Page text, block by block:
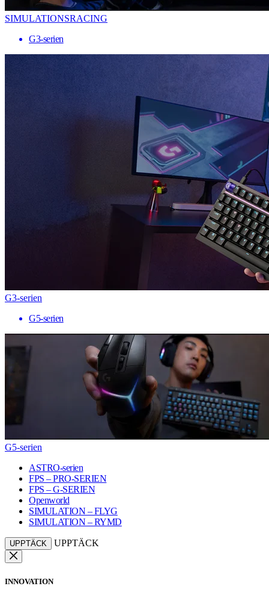
SIMULATIONSRACING
G3-serien
G3-serien
G5-serien
G5-serien
ASTRO-serien
FPS – PRO-SERIEN
FPS – G-SERIEN
Openworld
SIMULATION – FLYG
SIMULATION – RYMD
UPPTÄCK UPPTÄCK
INNOVATION